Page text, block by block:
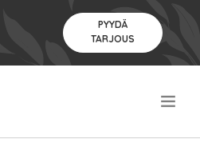
PYYDÄ
TARJOUS